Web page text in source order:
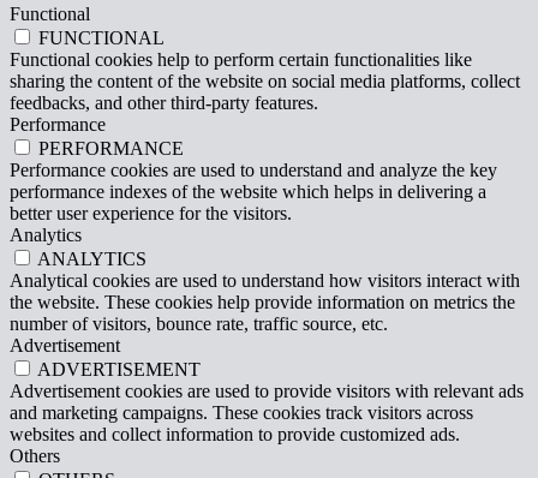
Functional
FUNCTIONAL
Functional cookies help to perform certain functionalities like
sharing the content of the website on social media platforms, collect
feedbacks, and other third-party features.
Performance
PERFORMANCE
Performance cookies are used to understand and analyze the key
performance indexes of the website which helps in delivering a
better user experience for the visitors.
Analytics
ANALYTICS
Analytical cookies are used to understand how visitors interact with
the website. These cookies help provide information on metrics the
number of visitors, bounce rate, traffic source, etc.
Advertisement
ADVERTISEMENT
Advertisement cookies are used to provide visitors with relevant ads
and marketing campaigns. These cookies track visitors across
websites and collect information to provide customized ads.
Others